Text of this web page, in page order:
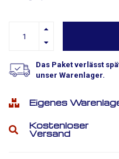
Das Paket verlässt
unser Warenlager.
Eigenes
Kostenloser
Versand